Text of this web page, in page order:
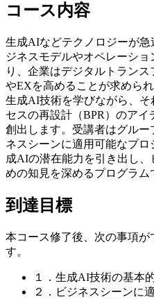
コース内容
生成AIなどテクノロジーが
ジネスモデルやオペレーシ
り、企業はデジタルトラン
やEXを高めることが求めら
生成AI技術を学びながら、
セスの再設計（BPR）のア
創出します。受講者はグル
ネスシーンに適用可能なプ
成AIの潜在能力を引き出し
めの知見を深めるプログラム
到達目標
本コース修了後、次の事項が
す。
１．生成AI技術の基本
２．ビジネスシーンに